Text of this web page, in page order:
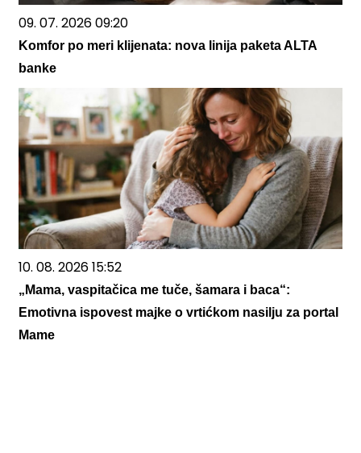
09. 07. 2026 09:20
Komfor po meri klijenata: nova linija paketa ALTA
banke
10. 08. 2026 15:52
„Mama, vaspitačica me tuče, šamara i baca“:
Emotivna ispovest majke o vrtićkom nasilju za portal
Mame